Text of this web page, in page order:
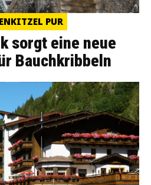
PUR
sorgt eine neue
Bauchkribbeln